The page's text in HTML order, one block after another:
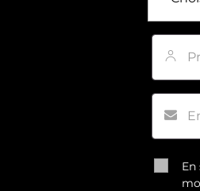
Email*